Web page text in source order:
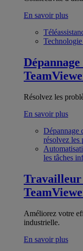
En savoir plus
Résolvez les
En savoir plus
Dépannage
résolvez les
les tâches
Travailleur
Améliorez votre
industrielle.
En savoir plus